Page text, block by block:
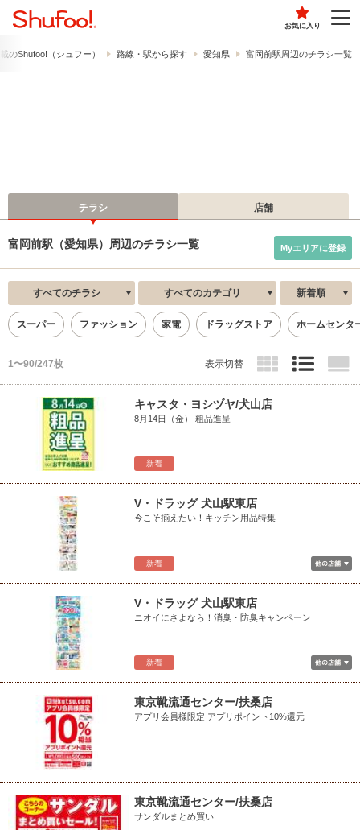
お気に入り
の​Shufoo!​（シュフー） 路線・駅から探す 愛知県 富岡前駅周辺のチラシ一覧
チラシ 店舗
富岡前駅（愛知県）周辺のチラシ一覧 Myエリアに登録
すべてのチラシ すべてのカテゴリ 新着順
スーパー ファッション 家電 ドラッグストア ホームセンタ
1〜90/247枚 表示切替
新着
キャスタ・ヨシヅヤ/犬山店
8月14日（金） 粗品進呈
新着
V・ドラッグ 犬山駅東店
今こそ揃えたい！キッチン用品特集
新着
V・ドラッグ 犬山駅東店
ニオイにさよなら！消臭・防臭キャンペーン
東京靴流通センター/扶桑店
アプリ会員様限定 アプリポイント10%還元
東京靴流通センター/扶桑店
サンダルまとめ買い